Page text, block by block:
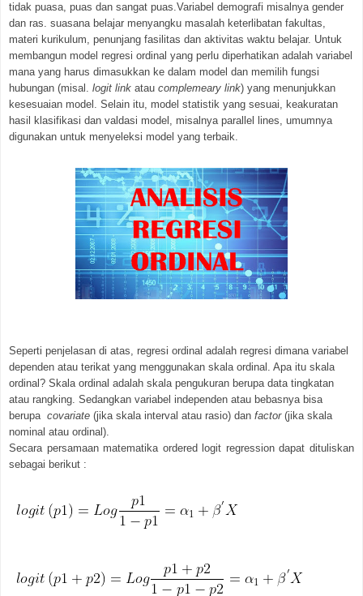
tidak puasa, puas dan sangat puas.Variabel demografi misalnya gender
dan ras. suasana belajar menyangku masalah keterlibatan fakultas,
materi kurikulum, penunjang fasilitas dan aktivitas waktu belajar. Untuk
membangun model regresi ordinal yang perlu diperhatikan adalah variabel
mana yang harus dimasukkan ke dalam model dan memilih fungsi
hubungan (misal. logit link atau complemeary link) yang menunjukkan
kesesuaian model. Selain itu, model statistik yang sesuai, keakuratan
hasil klasifikasi dan valdasi model, misalnya parallel lines, umumnya
digunakan untuk menyeleksi model yang terbaik.
Seperti penjelasan di atas, regresi ordinal adalah regresi dimana variabel
dependen atau terikat yang menggunakan skala ordinal. Apa itu skala
ordinal? Skala ordinal adalah skala pengukuran berupa data tingkatan
atau rangking. Sedangkan variabel independen atau bebasnya bisa
berupa covariate (jika skala interval atau rasio) dan factor(jika skala
nominal atau ordinal).
Secara persamaan matematika ordered logit regression dapat dituliskan
sebagai berikut :